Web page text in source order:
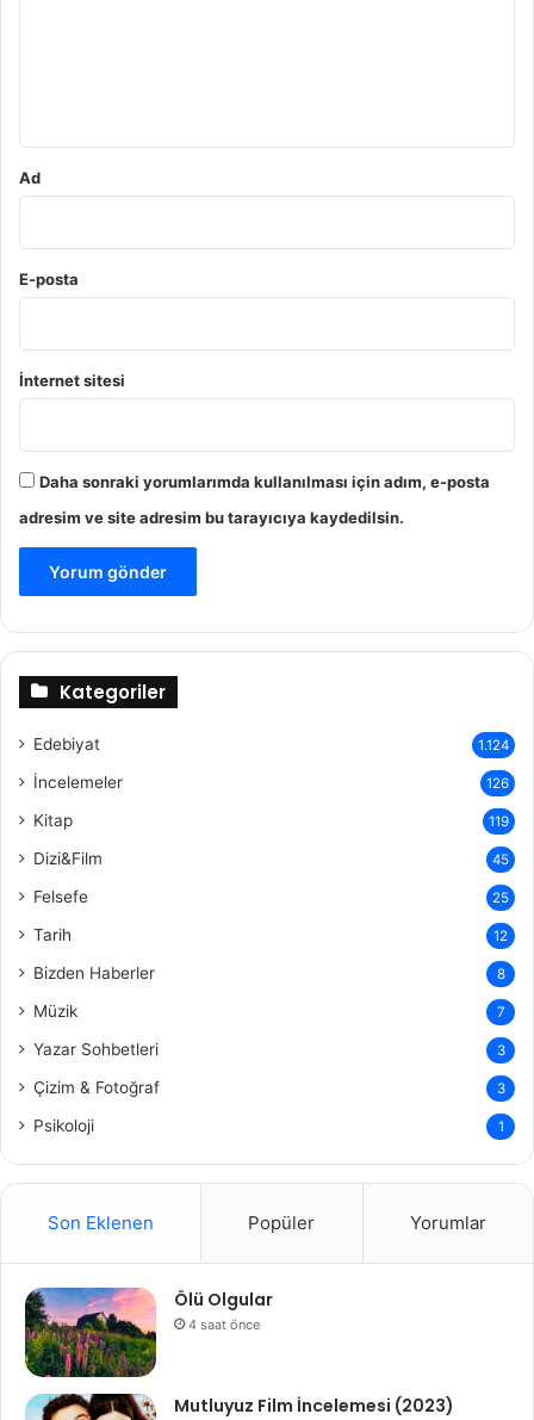
Ad
E-posta
İnternet sitesi
Daha sonraki yorumlarımda kullanılması için adım, e-posta
adresim ve site adresim bu tarayıcıya kaydedilsin.
Kategoriler
Edebiyat 1.124
İncelemeler 126
Kitap 119
Dizi&Film 45
Felsefe 25
Tarih 12
Bizden Haberler 8
Müzik 7
Yazar Sohbetleri 3
Çizim & Fotoğraf 3
Psikoloji 1
Son Eklenen Popüler Yorumlar
Ölü Olgular
4 saat önce
Mutluyuz Film İncelemesi (2023)